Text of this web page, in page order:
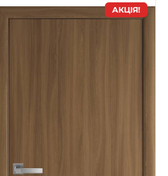
АКЦІЯ!